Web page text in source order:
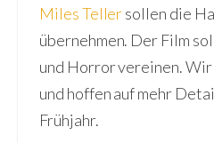
Miles Tellersollen die
übernehmen. Der Film
und Horror vereinen. Wir
und hoffen auf mehr
Frühjahr.